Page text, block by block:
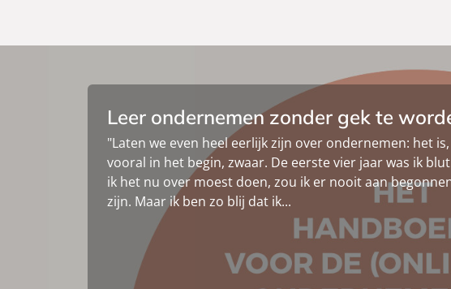
Leer ondernemen zonder gek te
"Laten we even heel eerlijk zijn over ondernemen: het is,
vooral in het begin, zwaar. De eerste vier jaar was ik
ik het nu over moest doen, zou ik er nooit aan
zijn. Maar ik ben zo blij dat ik...